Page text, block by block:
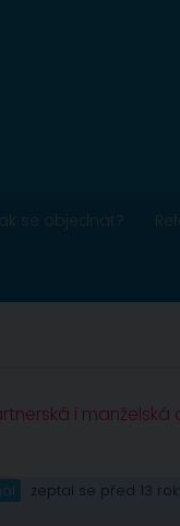
se objednat?
i
zeptal se před 13